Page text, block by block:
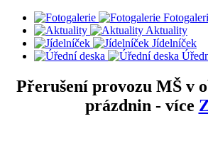
Aktuality
Jídelníček
Přerušení provozu MŠ v
prázdnin - více